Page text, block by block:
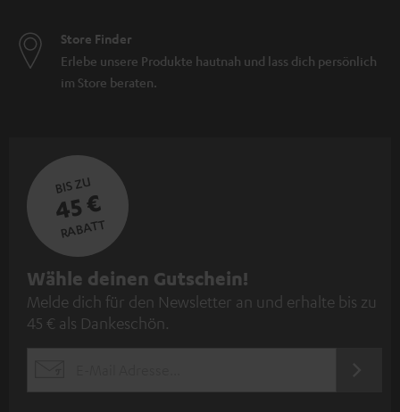
Store Finder
Erlebe unsere Produkte hautnah und lass dich persönlich
im Store beraten.
BIS ZU
45 €
RABATT
N
e
w
Wähle deinen Gutschein!
Melde dich für den Newsletter an und erhalte bis zu
45 € als Dankeschön.